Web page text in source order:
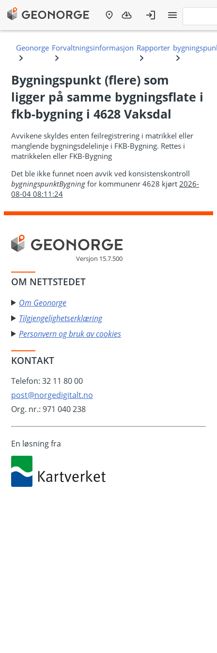
Bygningspunkt (flere) som
ligger på samme bygningsflate i
fkb-bygning i 4628 Vaksdal
Avvikene skyldes enten feilregistrering i matrikkel eller
manglende bygningsdelelinje i FKB-Bygning. Rettes i
matrikkelen eller FKB-Bygning
Det ble ikke funnet noen avvik ved konsistenskontroll
bygningspunktBygning for kommunenr 4628 kjørt 2026-
08-04 08:11:24